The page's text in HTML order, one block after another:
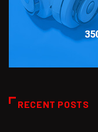
RECENT POSTS